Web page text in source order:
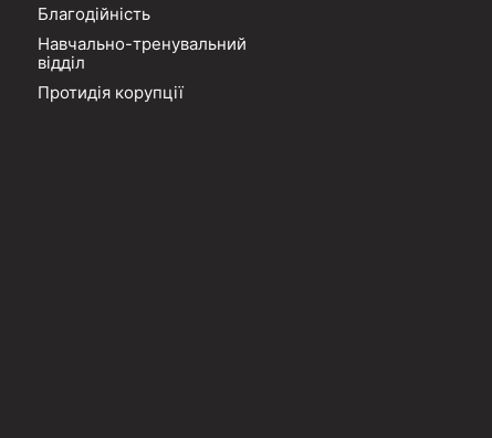
Благодійність
Навчально-тренувальний
відділ
Протидія корупції